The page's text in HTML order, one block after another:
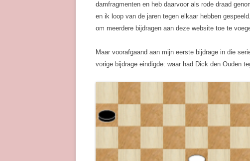
damfragmenten en heb daarvoor als rode draad
en ik loop van de jaren tegen elkaar hebben
om meerdere bijdragen aan deze website toe te
Maar voorafgaand aan mijn eerste bijdrage in die
vorige bijdrage eindigde: waar had Dick den Ouden